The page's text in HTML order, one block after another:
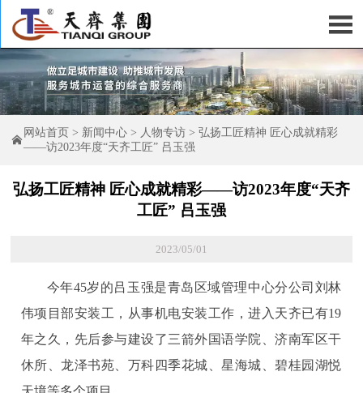


网站首页 > 新闻中心 > 人物专访 > 弘扬工匠精神 匠心成就精彩
——访2023年度“天齐工匠” 吕玉强
弘扬工匠精神 匠心成就精彩——访2023年度“天齐
工匠” 吕玉强
2023/05/01
今年45岁的吕玉强是青岛区域管理中心分公司刘林
伟项目部安装工，从事机电安装工作，进入天齐已有19
年之久，先后参与建设了三箭外国语学院、济南军区干
休所、龙泽书苑、万科四季花城、星海城、碧桂园湖悦